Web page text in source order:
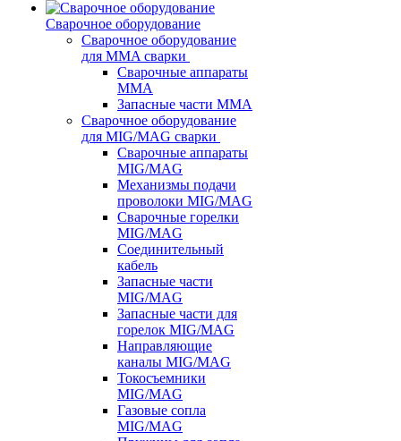
Сварочное оборудование
Сварочное оборудование
для MMA сварки
Сварочные аппараты
MMA
Запасные части MMA
Сварочное оборудование
для MIG/MAG сварки
Сварочные аппараты
MIG/MAG
Механизмы подачи
проволоки MIG/MAG
Сварочные горелки
MIG/MAG
Соединительный
кабель
Запасные части
MIG/MAG
Запасные части для
горелок MIG/MAG
Направляющие
каналы MIG/MAG
Токосъемники
MIG/MAG
Газовые сопла
MIG/MAG